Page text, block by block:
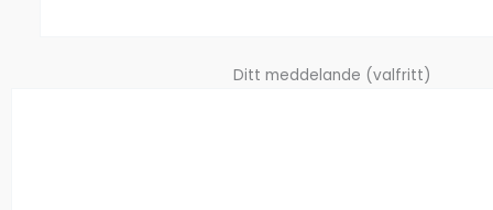
Ditt meddelande (valfritt)